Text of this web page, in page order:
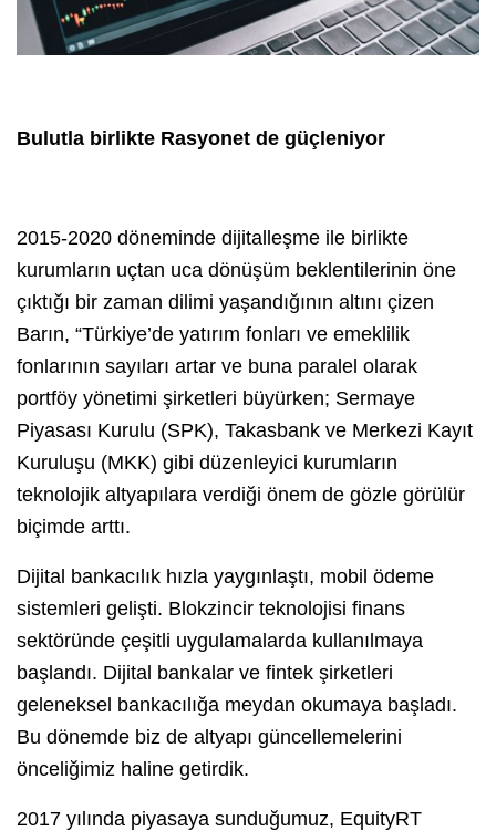
Bulutla birlikte Rasyonet de güçleniyor
2015-2020 döneminde dijitalleşme ile birlikte
kurumların uçtan uca dönüşüm beklentilerinin öne
çıktığı bir zaman dilimi yaşandığının altını çizen
Barın, “Türkiye’de yatırım fonları ve emeklilik
fonlarının sayıları artar ve buna paralel olarak
portföy yönetimi şirketleri büyürken; Sermaye
Piyasası Kurulu (SPK), Takasbank ve Merkezi Kayıt
Kuruluşu (MKK) gibi düzenleyici kurumların
teknolojik altyapılara verdiği önem de gözle görülür
biçimde arttı.
Dijital bankacılık hızla yaygınlaştı, mobil ödeme
sistemleri gelişti. Blokzincir teknolojisi finans
sektöründe çeşitli uygulamalarda kullanılmaya
başlandı. Dijital bankalar ve fintek şirketleri
geleneksel bankacılığa meydan okumaya başladı.
Bu dönemde biz de altyapı güncellemelerini
önceliğimiz haline getirdik.
2017 yılında piyasaya sunduğumuz, EquityRT